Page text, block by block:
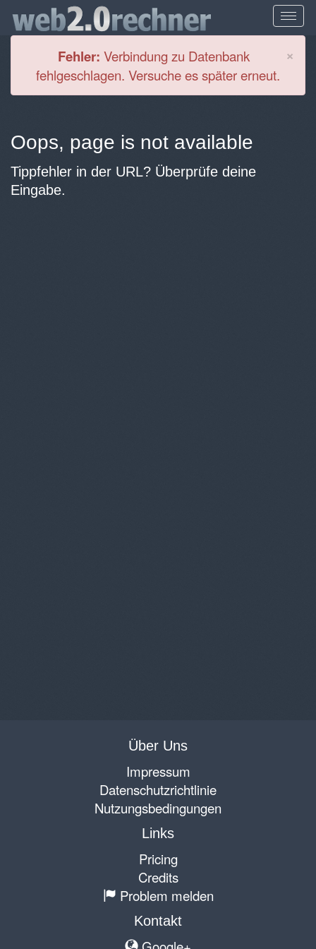
×
Fehler: Verbindung zu Datenbank
fehlgeschlagen. Versuche es später erneut.
Oops, page is not available
Tippfehler in der URL? Überprüfe deine
Eingabe.
Über Uns
Impressum
Datenschutzrichtlinie
Nutzungsbedingungen
Links
Pricing
Credits
Problem melden
Kontakt